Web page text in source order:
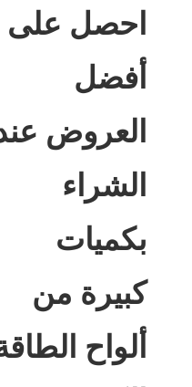
احصل على
أفضل
العروض
الشراء
بكميات
كبيرة من
ألواح